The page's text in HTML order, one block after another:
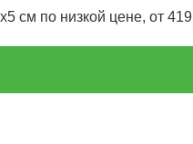
см по низкой цене, от